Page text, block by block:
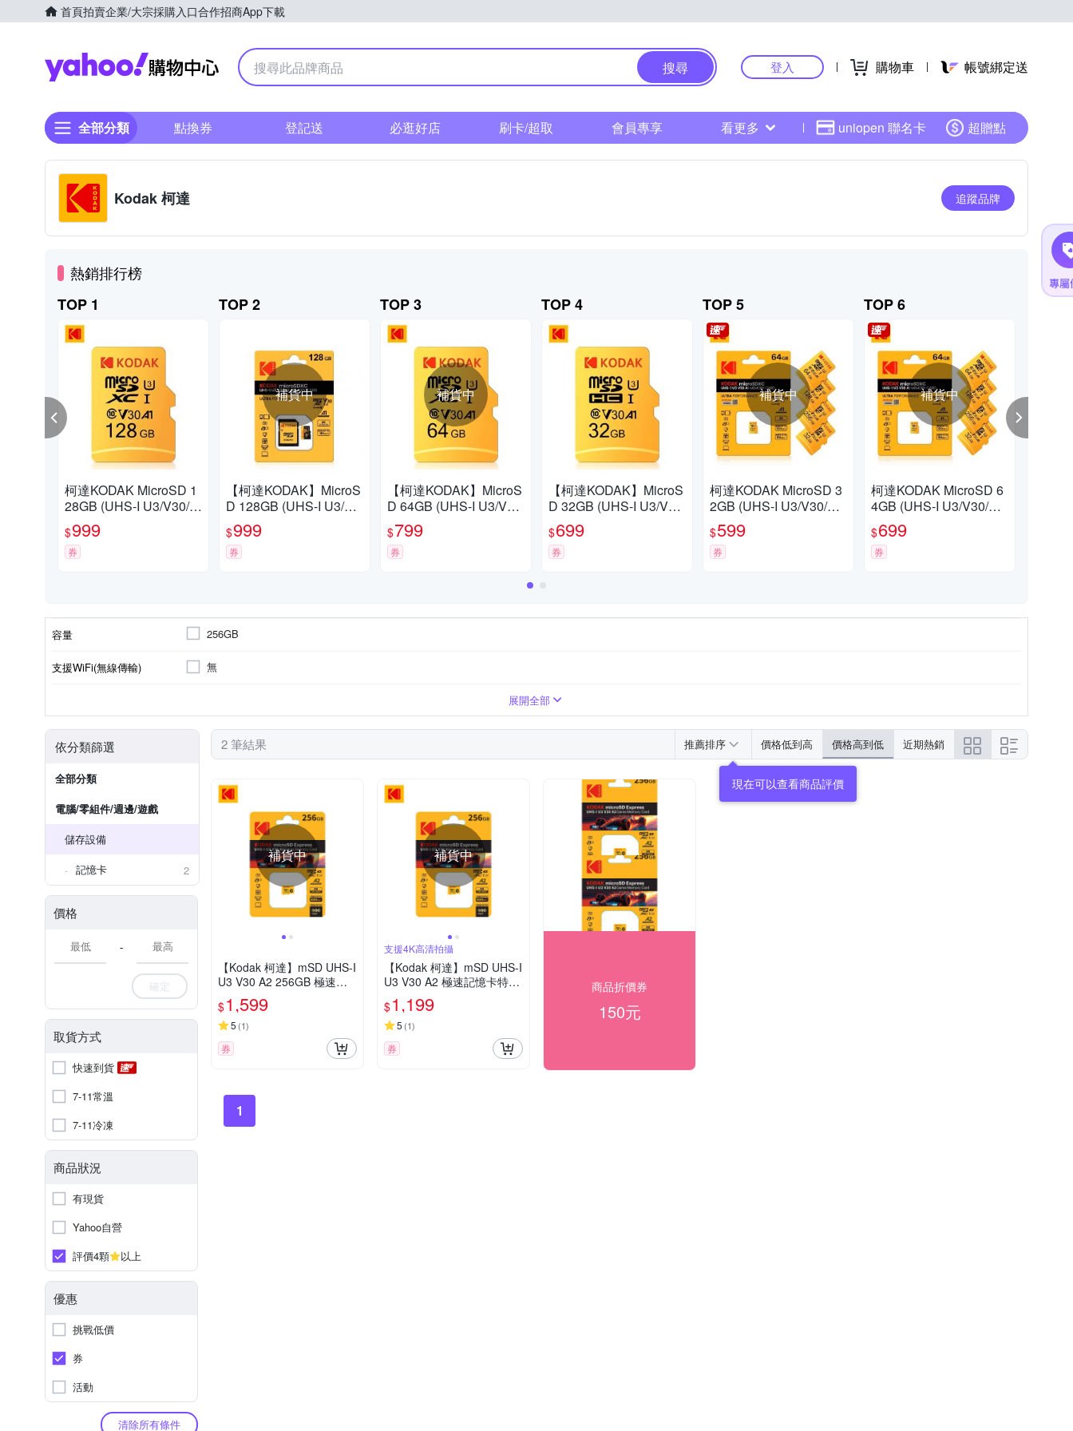
首頁拍賣企業/大宗採購入口合作招商App下載
Yahoo購物中心
搜尋 登入 購物車 帳號綁定送
全部分類 點換券 登記送 必逛好店 刷卡/超取 會員專享 看更多 uniopen 聯名卡 超贈點
Kodak 柯達 追蹤品牌
熱銷排行榜
TOP 1
柯達KODAK MicroSD 1
28GB (UHS-I U3/V30/A
1)高速記憶卡-黃色
$999
券
TOP 2
補貨中
【柯達KODAK】MicroS
D 128GB (UHS-I U3/V3
0/A1)高速記憶卡-黑色
$999
券
TOP 3
補貨中
【柯達KODAK】MicroS
D 64GB (UHS-I U3/V30/
A1)高速記憶卡-黃色
$799
券
TOP 4
【柯達KODAK】MicroS
D 32GB (UHS-I U3/V30/
A1)高速記憶卡-黃色
$699
券
TOP 5
補貨中
柯達KODAK MicroSD 3
2GB (UHS-I U3/V30/A1)
高速記憶卡-黃色
$599
券
TOP 6
補貨中
柯達KODAK MicroSD 6
4GB (UHS-I U3/V30/A1)
高速記憶卡-黃色
$699
券
容量 256GB
支援WiFi(無線傳輸) 無
展開全部
依分類篩選
全部分類
電腦/零組件/週邊/遊戲
儲存設備
記憶卡
2
價格
-
確定
取貨方式
快速到貨
7-11常溫
7-11冷凍
商品狀況
有現貨
Yahoo自營
評價4顆
以上
優惠
挑戰低價
券
活動
清除所有條件
2 筆結果 推薦排序 價格低到高 價格高到低 近期熱銷
現在可以查看商品評價
補貨中
【Kodak 柯達】mSD UHS-I
U3 V30 A2 256GB 極速記
憶卡特仕版
$1,599
5 (1)
券
補貨中
支援4K高清拍攝
【Kodak 柯達】mSD UHS-I
U3 V30 A2 極速記憶卡特仕
版 256GB
$1,199
5 (1)
券
商品折價券
150元
1